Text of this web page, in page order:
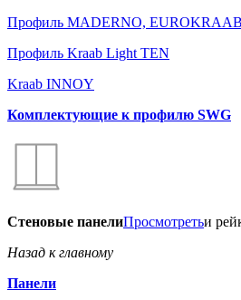
Профиль MADERNO,
Профиль Kraab Light TEN
Kraab INNOY
Комплектующие к профилю SWG
Стеновые панелиПросмотретьи
Назад к главному
Панели